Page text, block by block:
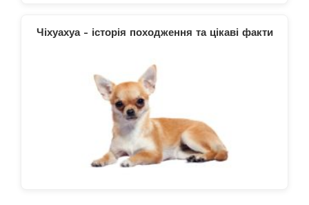
Чіхуахуа - історія походження та цікаві факти